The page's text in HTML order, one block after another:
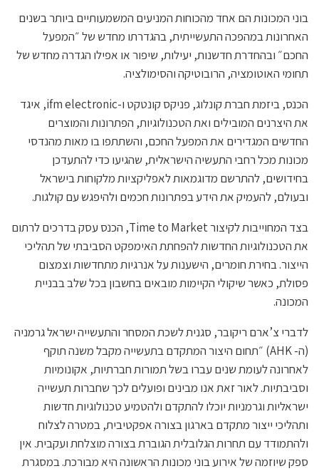
בוני המכונות הם אחד מהכוחות המניעים המשמעותיים ביותר בשנים
האחרונות במהפכה התעשייתית, בהגדרתו מחדש של ״המפעל
החכם״ ובהחדרת חדשנות, יעילות, שיפור או אפילו הגדרה מחדש של
תחומי האוטומציה, הרובוטיקה והסימולציה.
הכנס, ביזמת חברת קונלוג, פניקס קונטקט ו-ifm electronic, איגד
את היצרנים המובילים ואת הטכנולוגיות, הפתרונות והמוצרים
החדשים המגדירים את המפעל החכם, והשתתפו בו מאות מהנדסי
מכונות מכל רחבי התעשיה הישראלית, שהגיעו כדי להתעדכן
בחידושים, להתרשם מדוגמאות לאפליקציות מלקוחות בישראל
ובעולם, להעמיק את הידע בפתרונות חכמים ולהיפגש עם קולגות.
בצד המחוייבות לקיצור Time to Market, הכנס עסק בדרכים לרתום
את הטכנולוגיות החדשות להפחתת האימפקט הסביבתי של תהליכי
הייצור. בחירת חומרים, הישענות על אנרגיות מתחדשות וצמצום
פסולת, כאשר שיקולי הקיימות מובאים בחשבון בכל שלב בבניית
המכונה.
לדברי צ’ארם ריקובר, סגנית לשכת המסחר והתעשייה ישראל גרמניה
(ה- AHK) ״תחום היצור המתקדם בתעשייה מקבל משנה תוקף
לאחרונה לעומת שנים עברו בשל תמורות חברתיות, אקונומיות
וסביבתיות. לאור זאת אנו מבינים ופועלים לכך שחברות תעשייה
ישראליות וגרמניות יוכלו להתקדם ולהטמיע טכנולוגיות חדשות
ותהליכי ייצור מתקדם בארגון בצורה אפקטיבית, במטרה לצלוח
ולהתמודד עם תחרות הגלובלית הגוברת בצורה מוצלחת ועקבית. אין
ספק שיוזמה של אירוע בוני מכונות הראשונה היא מבורכת. במסגרת